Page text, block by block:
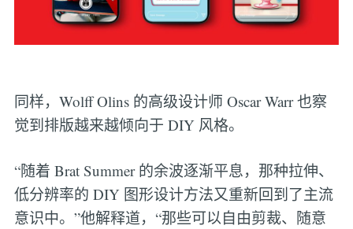
同样，Wolff Olins 的高级设计师 Oscar Warr 也察
觉到排版越来越倾向于 DIY 风格。
“随着 Brat Summer 的余波逐渐平息，那种拉伸、
低分辨率的 DIY 图形设计方法又重新回到了主流
意识中。”他解释道，“那些可以自由剪裁、随意